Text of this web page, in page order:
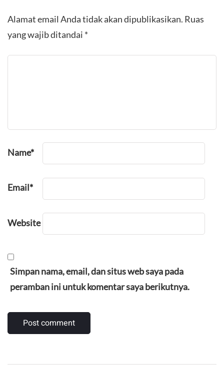
Alamat email Anda tidak akan dipublikasikan. Ruas
yang wajib ditandai *
Name*
Email*
Website
Simpan nama, email, dan situs web saya pada
peramban ini untuk komentar saya berikutnya.